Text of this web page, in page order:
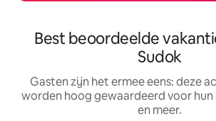
Best beoordeelde
Sudok
Gasten zijn het ermee eens: deze
worden hoog gewaardeerd voor
en meer.